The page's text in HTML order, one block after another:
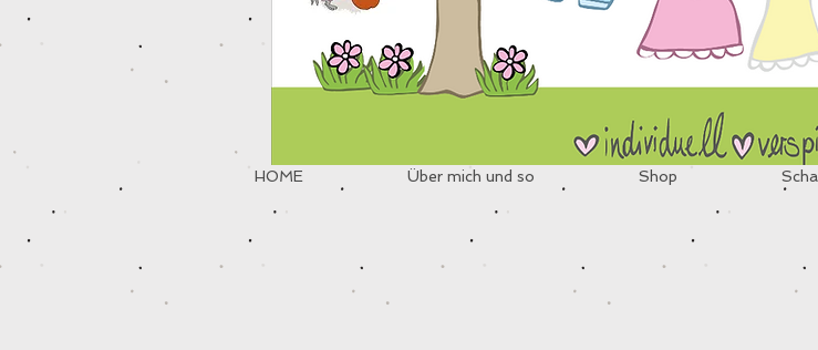
HOME Über mich und so Shop